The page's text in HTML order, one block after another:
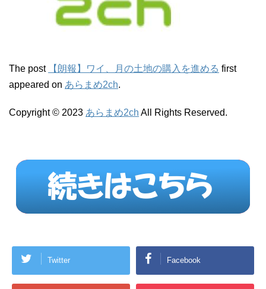
The post 【朗報】ワイ、月の土地の購入を進める first
appeared on あらまめ2ch.
Copyright © 2023 あらまめ2ch All Rights Reserved.
Twitter Facebook